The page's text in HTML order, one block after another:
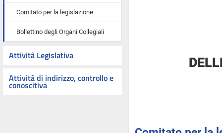
Comitato per la legislazione
Bollettino degli Organi Collegiali
Attività Legislativa
Attività di indirizzo, controllo e
conoscitiva